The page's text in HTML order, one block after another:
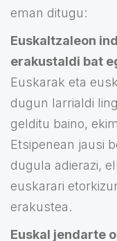
eman ditugu:
Euskaltzaleon
erakustaldi bat
Euskarak eta
dugun larrialdi
gelditu baino,
Etsipenean jausi
dugula adierazi,
euskarari
erakustea.
Euskal jendarte